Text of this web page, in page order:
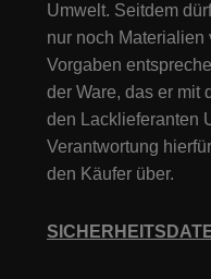
Umwelt. Seitdem
nur noch
Vorgaben
der Ware, das er mit
den Lacklieferanten
Verantwortung
den Käufer über.